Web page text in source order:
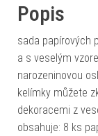
Popis
sada papírových
a s veselým
narozeninovou
kelímky můžete
dekoracemi z
obsahuje: 8 ks